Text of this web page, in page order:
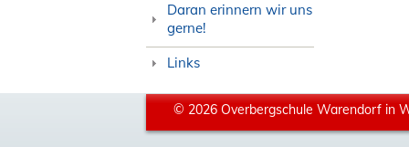
Daran erinnern wir uns
gerne!
Links
© 2026 Overbergschule Warendorf in